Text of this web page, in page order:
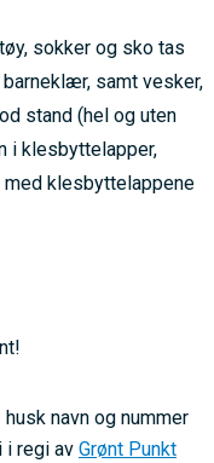
sokker og sko tas
samt vesker,
stand (hel og uten
i klesbyttelapper,
klesbyttelappene
i regi av Grønt Punkt